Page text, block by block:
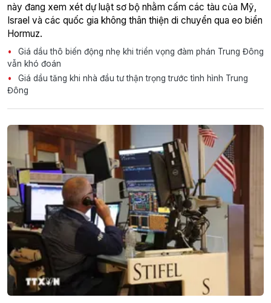
này đang xem xét dự luật sơ bộ nhằm cấm các tàu của Mỹ,
Israel và các quốc gia không thân thiện di chuyển qua eo biển
Hormuz.
Giá dầu thô biến động nhẹ khi triển vọng đàm phán Trung Đông
vẫn khó đoán
Giá dầu tăng khi nhà đầu tư thận trọng trước tình hình Trung
Đông